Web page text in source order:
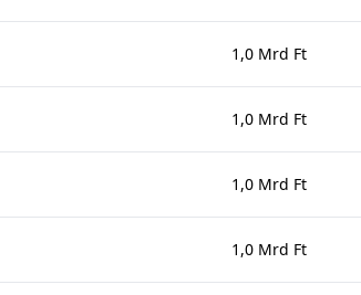
1,0 Mrd Ft
1,0 Mrd Ft
1,0 Mrd Ft
1,0 Mrd Ft